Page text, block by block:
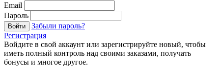
Email
Пароль
Войти
Забыли пароль?
Регистрация
Войдите в свой аккаунт или зарегистрируйте новый, чтобы
иметь полный контроль над своими заказами, получать
бонусы и многое другое.